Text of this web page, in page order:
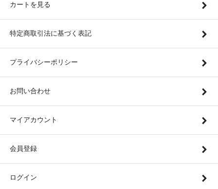
カートを見る
特定商取引法に基づく表記
プライバシーポリシー
お問い合わせ
マイアカウント
会員登録
ログイン